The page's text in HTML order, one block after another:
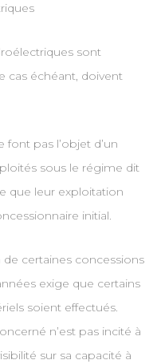
sont
cas échéant, doivent
pas l’objet d’un
sous le régime dit
que leur exploitation
initial.
certaines concessions
exige que certains
soient effectués.
n’est pas incité à
sur sa capacité à